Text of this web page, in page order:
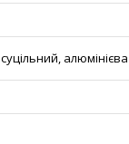
суцільний,